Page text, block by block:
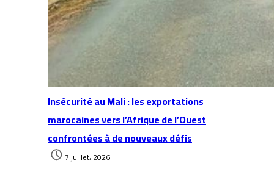
Insécurité au Mali : les exportations
marocaines vers l’Afrique de l’Ouest
confrontées à de nouveaux défis
7 juillet، 2026